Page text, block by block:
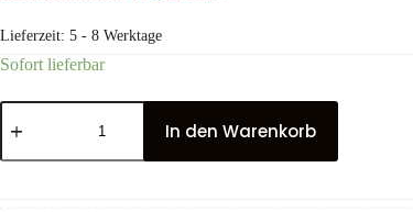
Lieferzeit: 5 - 8 Werktage
Sofort lieferbar
In den Warenkorb